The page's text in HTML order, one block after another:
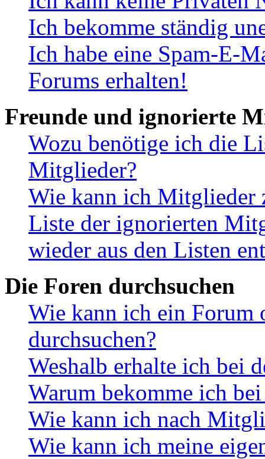
Ich bekomme ständig
Ich habe eine Spam-E-
Forums erhalten!
Freunde und ignorierte
Wozu benötige ich die
Mitglieder?
Wie kann ich Mitglieder
Liste der ignorierten
wieder aus den Listen
Die Foren durchsuchen
Wie kann ich ein Forum
durchsuchen?
Weshalb erhalte ich bei
Warum bekomme ich
Wie kann ich nach
Wie kann ich meine